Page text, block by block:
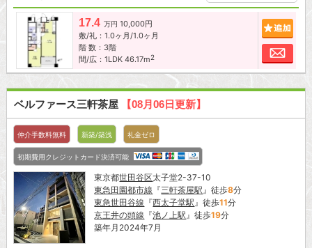
17.4 万円 10,000円
敷/礼：1.0ヶ月/1.0ヶ月
階 数：3階
間/広：1LDK 46.17m2
お
ベルファース三軒茶屋 【08月06日更新】
仲介手数料無料 新築/築浅 礼金ゼロ
初期費用クレジットカード決済可能
東京都世田谷区太子堂2-37-10
東急田園都市線 『三軒茶屋駅 』徒歩8分
東急世田谷線 『西太子堂駅 』徒歩11分
京王井の頭線 『池ノ上駅 』徒歩19分
築年月2024年7月